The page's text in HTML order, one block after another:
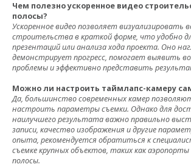
Чем полезно ускоренное видео
полосы?
Ускоренное видео позволяет визуализировать
строительства в краткой форме, что удобно
презентаций или анализа хода проекта. Оно
демонстрирует прогресс, помогает выявить
проблемы и эффективно представить
Можно ли настроить таймлапс-камеру
Да, большинство современных камер
настроить параметры съемки. Однако для
наилучшего результата важно правильно
записи, качество изображения и другие
опыта, рекомендуется обратиться к
съемке крупных объектов, таких как
полосы.